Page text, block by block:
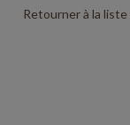
Retourner à la